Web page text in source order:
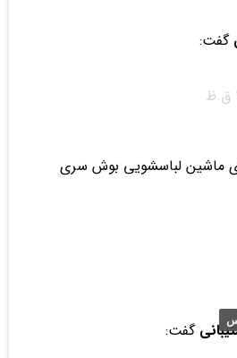
گفت:
ماشین لباسشویی بوش سری
گفت: